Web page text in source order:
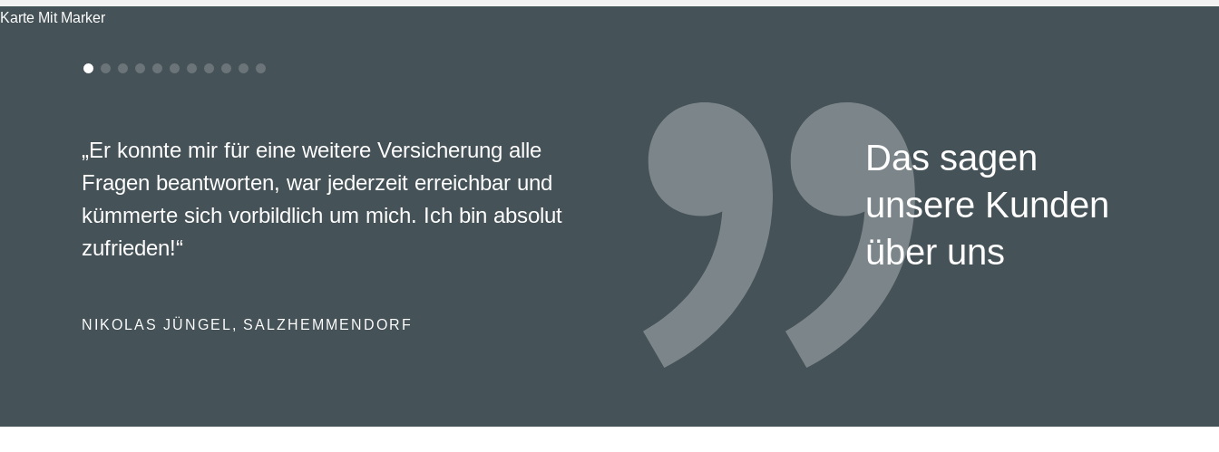
Karte Mit Marker
Das sagen
unsere Kunden
über uns
„Er konnte mir für eine weitere Versicherung alle
Fragen beantworten, war jederzeit erreichbar und
kümmerte sich vorbildlich um mich. Ich bin absolut
zufrieden!“
NIKOLAS JÜNGEL, SALZHEMMENDORF